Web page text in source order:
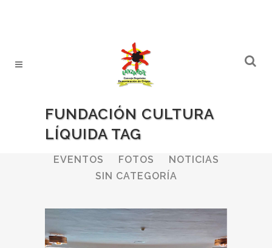
FUNDACIÓN CULTURA
LÍQUIDA TAG
ALL BODEGAS
EVENTOS
FOTOS
NOTICIAS
SIN CATEGORÍA